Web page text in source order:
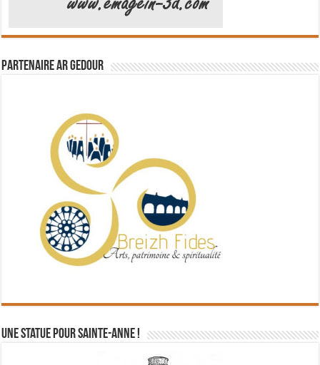
Partenaire Ar Gedour
Une statue pour Sainte-Anne !